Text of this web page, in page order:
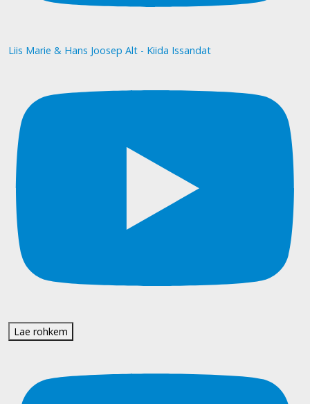
Liis Marie & Hans Joosep Alt - Kiida Issandat
Lae rohkem